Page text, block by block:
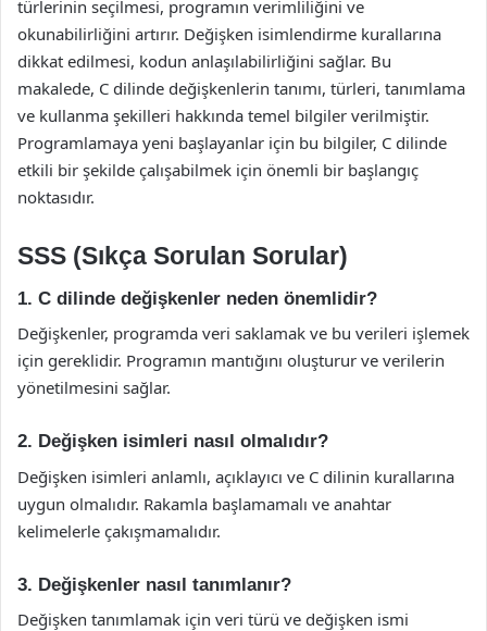
türlerinin seçilmesi, programın verimliliğini ve
okunabilirliğini artırır. Değişken isimlendirme kurallarına
dikkat edilmesi, kodun anlaşılabilirliğini sağlar. Bu
makalede, C dilinde değişkenlerin tanımı, türleri, tanımlama
ve kullanma şekilleri hakkında temel bilgiler verilmiştir.
Programlamaya yeni başlayanlar için bu bilgiler, C dilinde
etkili bir şekilde çalışabilmek için önemli bir başlangıç
noktasıdır.
SSS (Sıkça Sorulan Sorular)
1. C dilinde değişkenler neden önemlidir?
Değişkenler, programda veri saklamak ve bu verileri işlemek
için gereklidir. Programın mantığını oluşturur ve verilerin
yönetilmesini sağlar.
2. Değişken isimleri nasıl olmalıdır?
Değişken isimleri anlamlı, açıklayıcı ve C dilinin kurallarına
uygun olmalıdır. Rakamla başlamamalı ve anahtar
kelimelerle çakışmamalıdır.
3. Değişkenler nasıl tanımlanır?
Değişken tanımlamak için veri türü ve değişken ismi